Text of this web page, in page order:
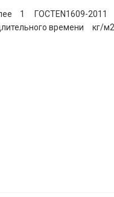
1
ГОСТEN1609-2011
времени
кг/м2